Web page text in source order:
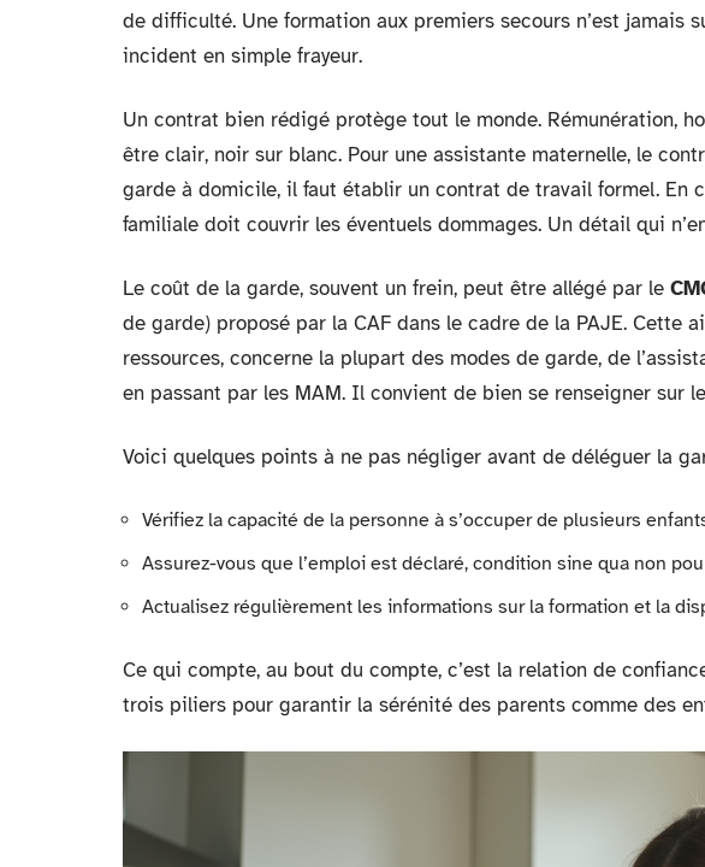
de difficulté. Une formation aux premiers secours n’est jamais
incident en simple frayeur.
Un contrat bien rédigé protège tout le monde. Rémunération,
être clair, noir sur blanc. Pour une assistante maternelle, le
garde à domicile, il faut établir un contrat de travail formel. En
familiale doit couvrir les éventuels dommages. Un détail qui
Le coût de la garde, souvent un frein, peut être allégé par le
de garde) proposé par la CAF dans le cadre de la PAJE. Cette
ressources, concerne la plupart des modes de garde, de
en passant par les MAM. Il convient de bien se renseigner sur
Voici quelques points à ne pas négliger avant de déléguer la
Vérifiez la capacité de la personne à s’occuper de plusieurs
Assurez-vous que l’emploi est déclaré, condition sine qua non
Actualisez régulièrement les informations sur la formation et la
Ce qui compte, au bout du compte, c’est la relation de
trois piliers pour garantir la sérénité des parents comme des